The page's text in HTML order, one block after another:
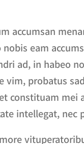
accumsan
nobis eam
ad, in habeo
vim, probatus
constituam mei
intellegat, nec